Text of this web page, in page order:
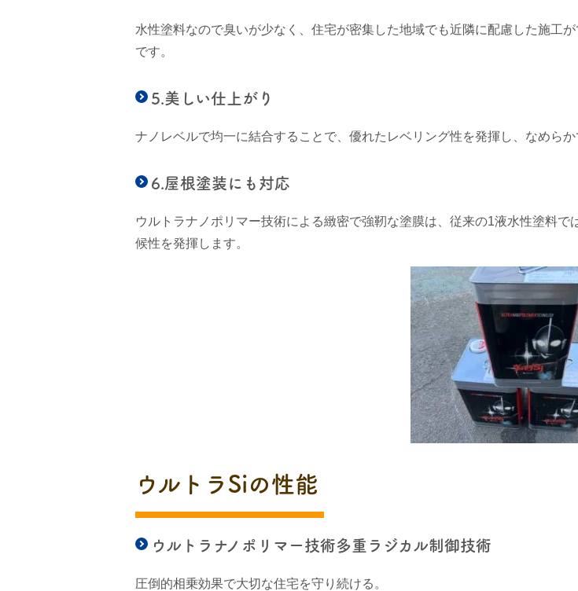
水性塗料なので臭いが少なく、住宅が密集した地域でも近隣に配慮した施工
です。
5.美しい仕上がり
ナノレベルで均一に結合することで、優れたレベリング性を発揮し、なめら
6.屋根塗装にも対応
ウルトラナノポリマー技術による緻密で強靭な塗膜は、従来の1液水性塗料
候性を発揮します。
ウルトラSiの性能
ウルトラナノポリマー技術多重ラジカル制御技術
圧倒的相乗効果で大切な住宅を守り続ける。